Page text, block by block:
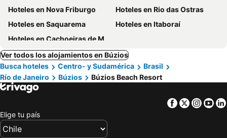
Hoteles en Nova Friburgo
Hoteles en Rio das Ostras
Hoteles en Saquarema
Hoteles en Itaboraí
Hoteles en Cachoeiras de Macacu
Ver todos los alojamientos en Búzios
Busca hoteles
Centro- y Sudamérica
Brasil
Río de Janeiro
Búzios Búzios Beach Resort
Facebook
Twitter
Elige tu país